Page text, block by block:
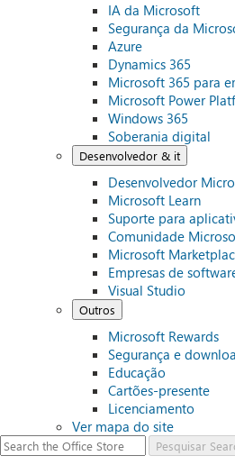
IA da Microsoft
Segurança da
Azure
Dynamics 365
Microsoft 365 para
Microsoft Power
Windows 365
Soberania digital
Desenvolvedor & it
Desenvolvedor
Microsoft Learn
Suporte para
Comunidade
Microsoft
Empresas de
Visual Studio
Outros
Microsoft Rewards
Segurança e
Educação
Cartões-presente
Licenciamento
Ver mapa do site
Pesquisar